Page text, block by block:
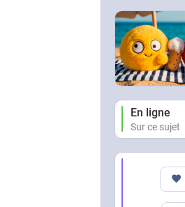
En ligne
Sur ce sujet